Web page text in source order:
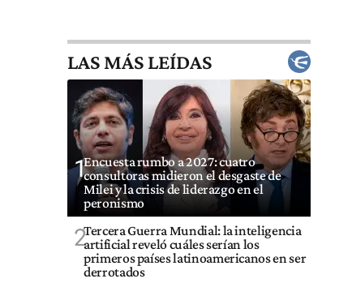
LAS MÁS LEÍDAS
1Encuesta rumbo a 2027: cuatro
consultoras midieron el desgaste de
Milei y la crisis de liderazgo en el
peronismo
2Tercera Guerra Mundial: la inteligencia
artificial reveló cuáles serían los
primeros países latinoamericanos en ser
derrotados